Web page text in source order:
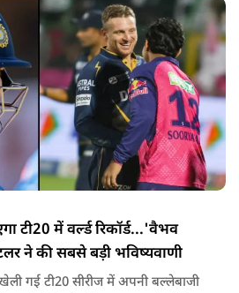
टी20 में वर्ल्ड रिकॉर्ड...'वैभव
ने की सबसे बड़ी भविष्यवाणी
गई टी20 सीरीज में अपनी बल्लेबाजी